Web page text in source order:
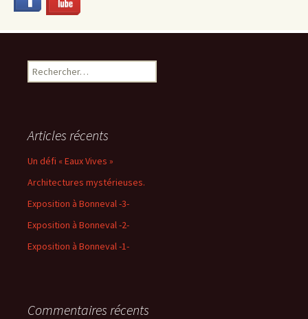
Rechercher :
Articles récents
Un défi « Eaux Vives »
Architectures mystérieuses.
Exposition à Bonneval -3-
Exposition à Bonneval -2-
Exposition à Bonneval -1-
Commentaires récents